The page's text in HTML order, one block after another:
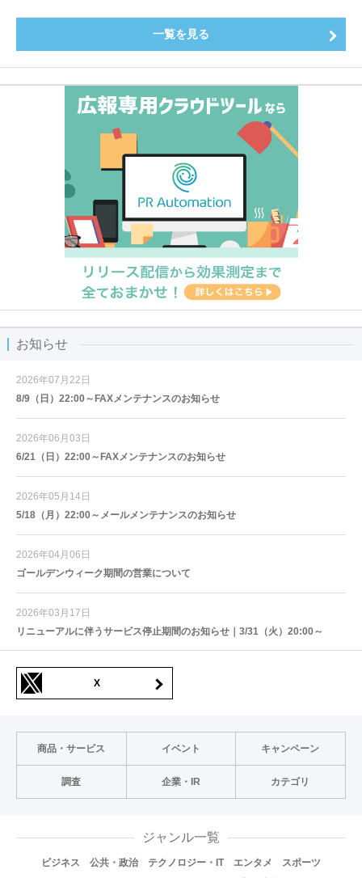
一覧を見る
お知らせ
2026年07月22日
8/9（日）22:00～FAXメンテナンスのお知らせ
2026年06月03日
6/21（日）22:00～FAXメンテナンスのお知らせ
2026年05月14日
5/18（月）22:00～メールメンテナンスのお知らせ
2026年04月06日
ゴールデンウィーク期間の営業について
2026年03月17日
リニューアルに伴うサービス停止期間のお知らせ｜3/31（火）20:00～
X
商品・サービス イベント キャンペーン
調査 企業・IR カテゴリ
ジャンル一覧
ビジネス 公共・政治 テクノロジー・IT エンタメ
スポーツ